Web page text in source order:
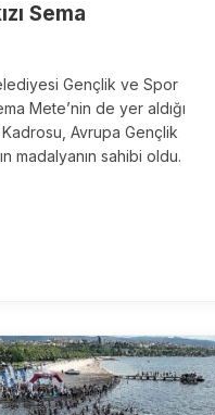
Sema
Gençlik ve Spor
Mete’nin de yer aldığı
Avrupa Gençlik
madalyanın sahibi oldu.